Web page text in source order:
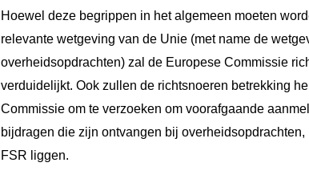
Hoewel deze begrippen in het algemeen moeten
relevante wetgeving van de Unie (met name de
overheidsopdrachten) zal de Europese Commissie
verduidelijkt. Ook zullen de richtsnoeren betrekking
Commissie om te verzoeken om voorafgaande
bijdragen die zijn ontvangen bij
FSR liggen.